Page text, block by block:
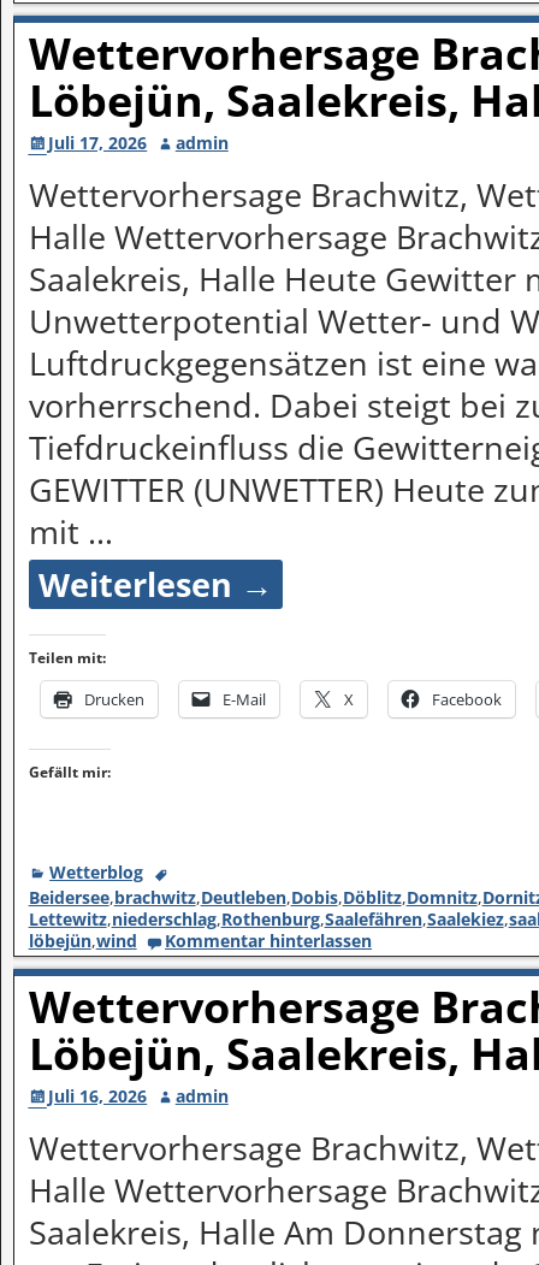
Wettervorhersage
Löbejün, Saalekreis,
Juli 17, 2026 admin
Wettervorhersage Brachwitz,
Halle Wettervorhersage
Saalekreis, Halle Heute Gewitter
Unwetterpotential Wetter- und
Luftdruckgegensätzen ist eine
vorherrschend. Dabei steigt bei
Tiefdruckeinfluss die
GEWITTER (UNWETTER) Heute
mit …
Weiterlesen →
Teilen mit:
Drucken E-Mail X Facebook
Gefällt mir:
Wetterblog
Beidersee,brachwitz,Deutleben,Dobis,Döblitz,Domnitz,
Lettewitz,niederschlag,Rothenburg,Saalefähren,Saalekiez,
löbejün,wind Kommentar hinterlassen
Wettervorhersage
Löbejün, Saalekreis,
Juli 16, 2026 admin
Wettervorhersage Brachwitz,
Halle Wettervorhersage
Saalekreis, Halle Am